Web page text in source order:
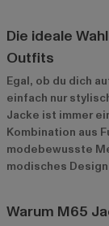
Die ideale
Outfits
Egal, ob du dich
einfach nur
Jacke ist immer
Kombination aus
modebewusste
modisches
Warum M65